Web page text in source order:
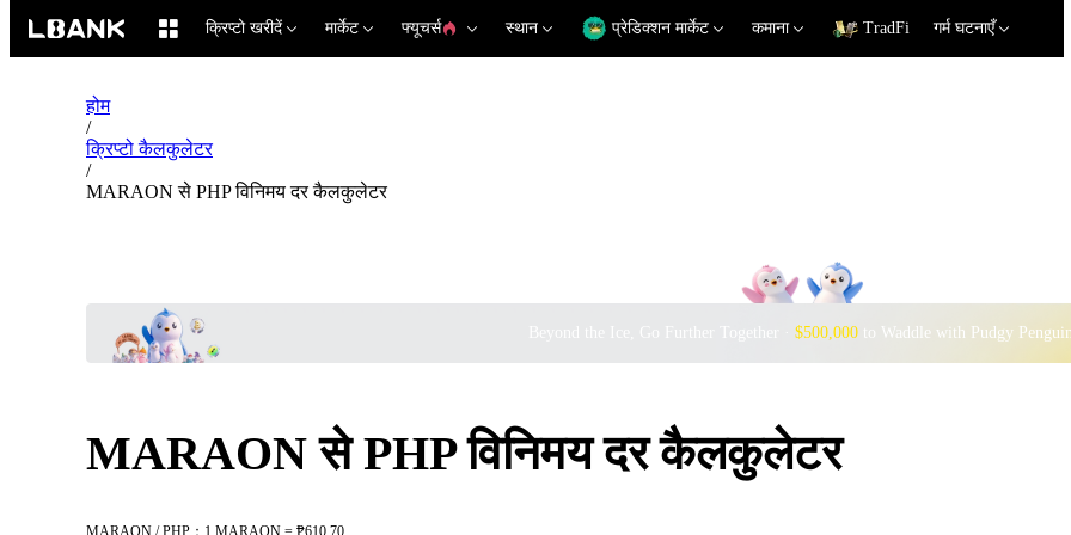
क्रिप्टो खरीदें मार्केट फ्यूचर्स स्थान प्रेडिक्शन मार्केट कमाना TradFi गर्म घटनाएँ
होम
/
क्रिप्टो कैलकुलेटर
/
MARAON से PHP विनिमय दर कैलकुलेटर
Beyond the Ice, Go Further Together · $500,000to Waddle with Pudgy
MARAON से PHP विनिमय दर कैलकुलेटर
MARAON / PHP：1 MARAON = ₱610.70